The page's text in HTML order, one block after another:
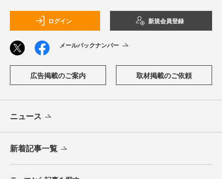
ログイン 新規会員登録
メールバックナンバー
広告掲載のご案内 取材掲載のご依頼
ニュース
新着記事一覧